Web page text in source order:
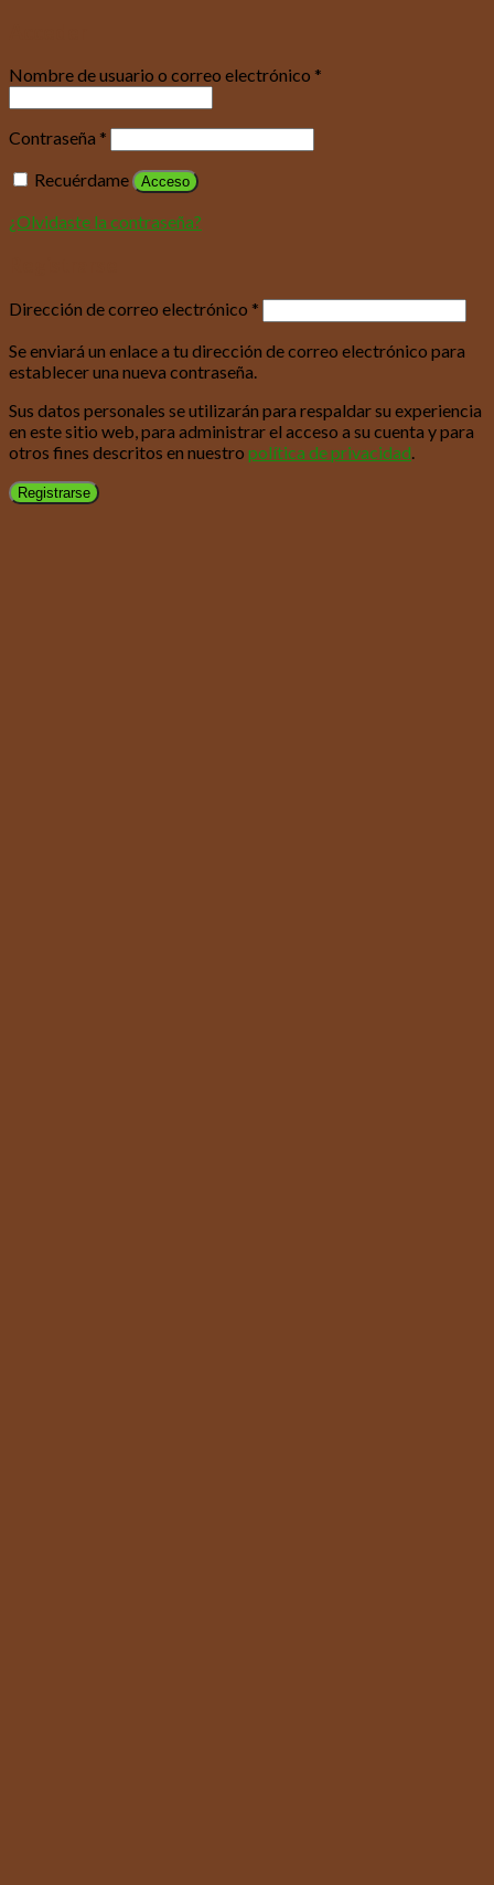
Nombre de usuario o correo electrónico *
Contraseña *
Recuérdame
Acceso
¿Olvidaste la contraseña?
Dirección de correo electrónico *
Se enviará un enlace a tu dirección de correo electrónico para
establecer una nueva contraseña.
Sus datos personales se utilizarán para respaldar su experiencia
en este sitio web, para administrar el acceso a su cuenta y para
otros fines descritos en nuestro política de privacidad
Registrarse